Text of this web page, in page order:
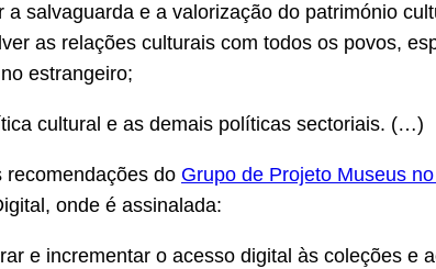
a salvaguarda e a valorização do património
as relações culturais com todos os povos,
estrangeiro;
cultural e as demais políticas sectoriais. (…)
recomendações do Grupo de Projeto Museus
onde é assinalada:
e incrementar o acesso digital às coleções